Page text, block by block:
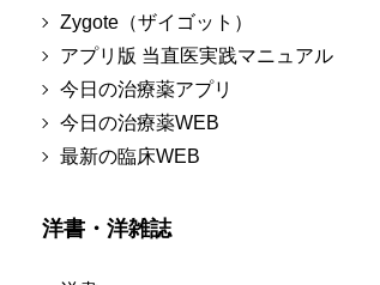
Zygote（ザイゴット）
アプリ版 当直医実践マニュアル
今日の治療薬アプリ
今日の治療薬WEB
最新の臨床WEB
洋書・洋雑誌